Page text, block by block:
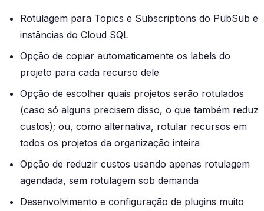
Rotulagem para Topics e Subscriptions do PubSub e
instâncias do Cloud SQL
Opção de copiar automaticamente os labels do
projeto para cada recurso dele
Opção de escolher quais projetos serão rotulados
(caso só alguns precisem disso, o que também reduz
custos); ou, como alternativa, rotular recursos em
todos os projetos da organização inteira
Opção de reduzir custos usando apenas rotulagem
agendada, sem rotulagem sob demanda
Desenvolvimento e configuração de plugins muito